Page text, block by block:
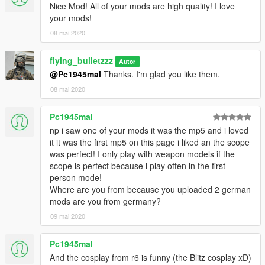
Nice Mod! All of your mods are high quality! I love
your mods!
08 mai 2020
flying_bulletzzz Autor
@Pc1945mal Thanks. I'm glad you like them.
08 mai 2020
Pc1945mal
np i saw one of your mods it was the mp5 and i loved
it it was the first mp5 on this page i liked an the scope
was perfect! I only play with weapon models if the
scope is perfect because i play often in the first
person mode!
Where are you from because you uploaded 2 german
mods are you from germany?
09 mai 2020
Pc1945mal
And the cosplay from r6 is funny (the Blitz cosplay xD)